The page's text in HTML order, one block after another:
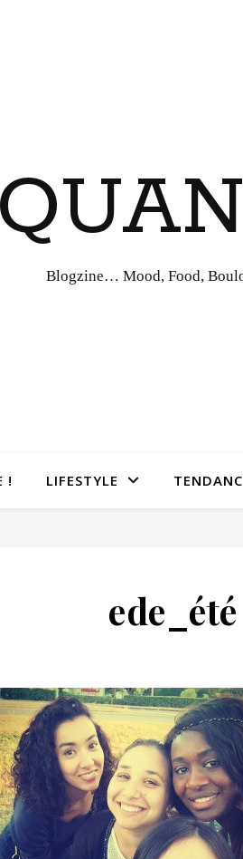
Blogzine… Mood, Food,
! LIFESTYLE